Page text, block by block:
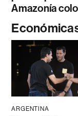
Amazonía
ARGENTINA